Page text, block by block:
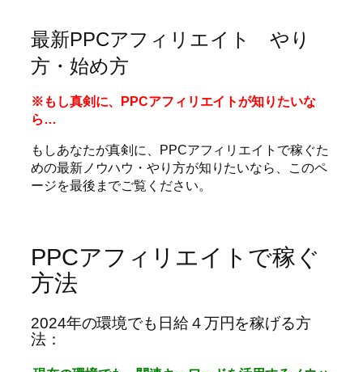
最新PPCアフィリエイト やり
方・始め方
※もし真剣に、PPCアフィリエイトが知りたいな
ら…
もしあなたが真剣に、PPCアフィリエイトで稼ぐた
めの最新ノウハウ・やり方が知りたいなら、このペ
ージを最後までご覧ください。
PPCアフィリエイトで稼ぐ
方法
2024年の環境でも日給４万円を稼げる方
法：